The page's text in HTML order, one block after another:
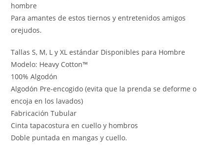
hombre
Para amantes de estos tiernos y entretenidos amigos
orejudos.
Tallas S, M, L y XL estándar Disponibles para Hombre
Modelo: Heavy Cotton™
100% Algodón
Algodón Pre-encogido (evita que la prenda se deforme o
encoja en los lavados)
Fabricación Tubular
Cinta tapacostura en cuello y hombros
Doble puntada en mangas y cuello.